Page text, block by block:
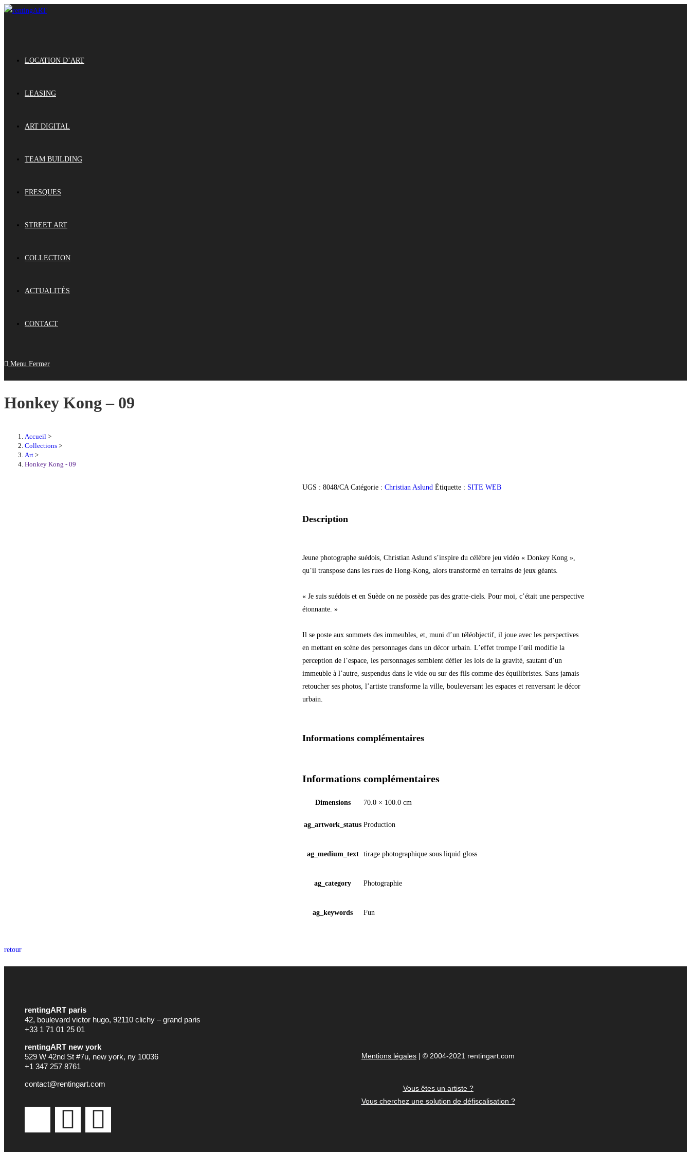
LOCATION D’ART
LEASING
ART DIGITAL
TEAM BUILDING
FRESQUES
STREET ART
COLLECTION
ACTUALITÉS
CONTACT
Menu Fermer
Honkey Kong – 09
Accueil >
Collections >
Art >
Honkey Kong - 09
UGS : 8048/CA Catégorie : Christian Aslund Étiquette : SITE WEB
Description
Jeune photographe suédois, Christian Aslund s’inspire du célèbre jeu vidéo « Donkey Kong »,
qu’il transpose dans les rues de Hong-Kong, alors transformé en terrains de jeux géants.
« Je suis suédois et en Suède on ne possède pas des gratte-ciels. Pour moi, c’était une perspective
étonnante. »
Il se poste aux sommets des immeubles, et, muni d’un téléobjectif, il joue avec les perspectives
en mettant en scène des personnages dans un décor urbain. L’effet trompe l’œil modifie la
perception de l’espace, les personnages semblent défier les lois de la gravité, sautant d’un
immeuble à l’autre, suspendus dans le vide ou sur des fils comme des équilibristes. Sans jamais
retoucher ses photos, l’artiste transforme la ville, bouleversant les espaces et renversant le décor
urbain.
Informations complémentaires
Informations complémentaires
Dimensions 70.0 × 100.0 cm
ag_artwork_status Production
ag_medium_text tirage photographique sous liquid gloss
ag_category Photographie
ag_keywords Fun
retour
rentingART paris
42, boulevard victor hugo, 92110 clichy – grand paris
+33 1 71 01 25 01
rentingART new york
529 W 42nd St #7u, new york, ny 10036
+1 347 257 8761
contact@rentingart.com
Mentions légales | © 2004-2021 rentingart.com
Vous êtes un artiste ?
Vous cherchez une solution de défiscalisation ?